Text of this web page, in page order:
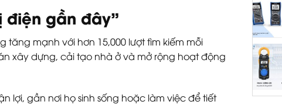
điện gần đây”
tăng mạnh với hơn 15,000 lượt tìm kiếm mỗi
xây dựng, cải tạo nhà ở và mở rộng hoạt động
lợi, gần nơi họ sinh sống hoặc làm việc để tiết